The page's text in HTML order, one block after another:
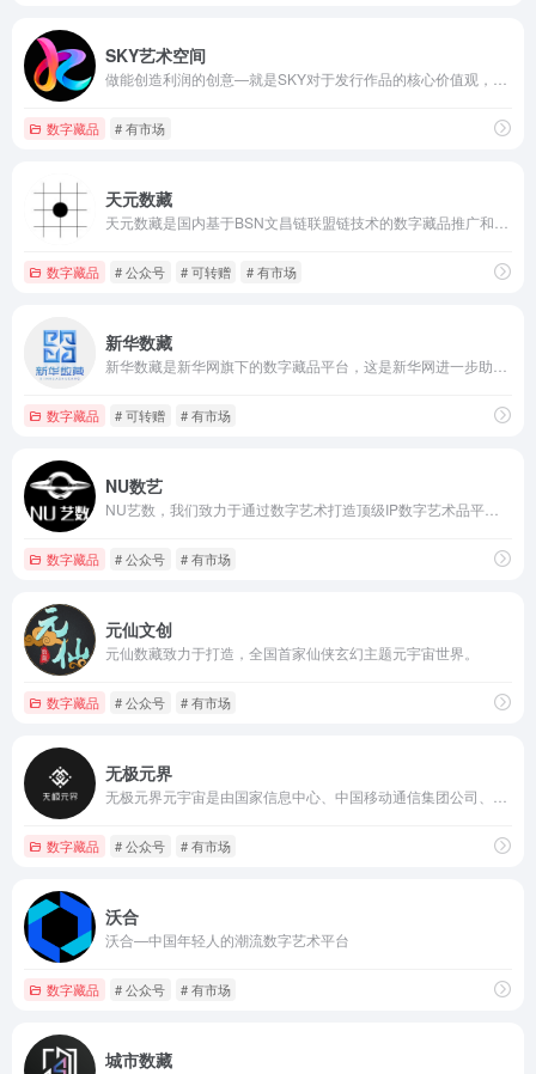
SKY艺术空间
数字藏品 # 有市场
天元数藏
数字藏品 # 公众号 # 可转赠 # 有市场
新华数藏
数字藏品 # 可转赠 # 有市场
NU数艺
数字藏品 # 公众号 # 有市场
元仙文创
元仙数藏致力于打造，全国首家仙侠玄幻主题元宇宙世界。
数字藏品 # 公众号 # 有市场
无极元界
数字藏品 # 公众号 # 有市场
沃合
沃合—中国年轻人的潮流数字艺术平台
数字藏品 # 公众号 # 有市场
城市数藏